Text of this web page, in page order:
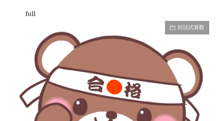
full
対話式算数